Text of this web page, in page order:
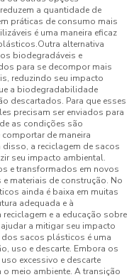
a quantidade de
práticas de consumo mais
é uma maneira eficaz
alternativa
biodegradáveis e
para se decompor mais
reduzindo seu impacto
a biodegradabilidade
descartados. Para que esses
precisam ser enviados para
as condições são
de maneira
a reciclagem de sacos
seu impacto ambiental.
e transformados em novos
materiais de construção. No
ainda é baixa em muitas
adequada e à
e a educação sobre
a mitigar seu impacto
sacos plásticos é uma
uso e descarte. Embora os
excessivo e descarte
meio ambiente. A transição